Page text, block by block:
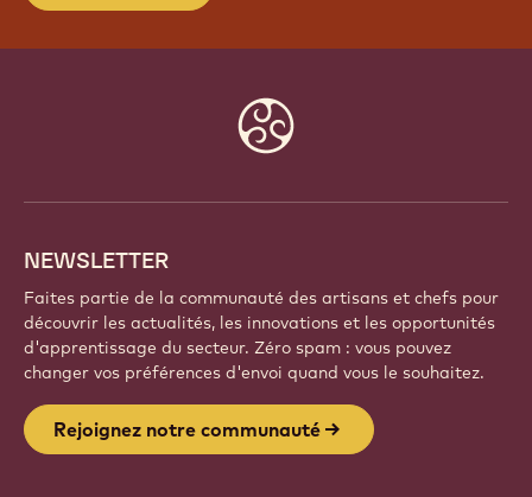
NEWSLETTER
Faites partie de la communauté des artisans et chefs pour
découvrir les actualités, les innovations et les opportunités
d'apprentissage du secteur. Zéro spam : vous pouvez
changer vos préférences d'envoi quand vous le souhaitez.
Rejoignez notre communauté